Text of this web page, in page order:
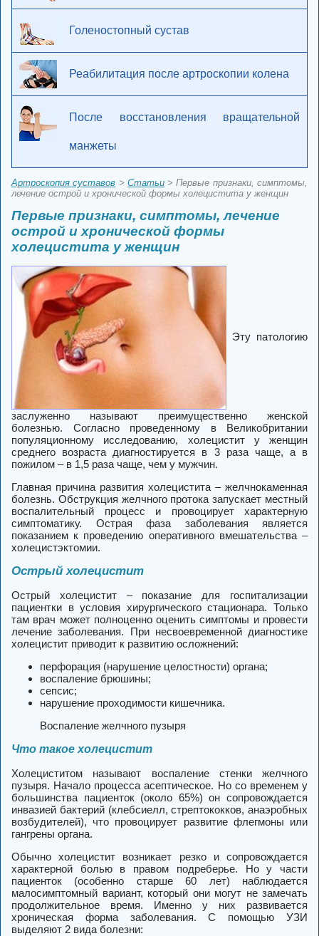
Голеностопный сустав
Реабилитация после артроскопии колена
После восстановления вращательной
манжеты
Артроскопия суставов > Статьи> Первые признаки, симптомы,
лечение острой и хронической формы холецистита у женщин
Первые признаки, симптомы, лечение
острой и хронической формы
холецистита у женщин
Эту патологию
заслуженно называют преимущественно женской
болезнью. Согласно проведенному в Великобритании
популяционному исследованию, холецистит у женщин
среднего возраста диагностируется в 3 раза чаще, а в
пожилом – в 1,5 раза чаще, чем у мужчин.
Главная причина развития холецистита – желчнокаменная
болезнь. Обструкция желчного протока запускает местный
воспалительный процесс и провоцирует характерную
симптоматику. Острая фаза заболевания является
показанием к проведению оперативного вмешательства –
холецистэктомии.
Острый холецистит
Острый холецистит – показание для госпитализации
пациентки в условия хирургического стационара. Только
там врач может полноценно оценить симптомы и провести
лечение заболевания. При несвоевременной диагностике
холецистит приводит к развитию осложнений:
перфорация (нарушение целостности) органа;
воспаление брюшины;
сепсис;
нарушение проходимости кишечника.
Воспаление желчного пузыря
Что такое холецистит
Холециститом называют воспаление стенки желчного
пузыря. Начало процесса асептическое. Но со временем у
большинства пациенток (около 65%) он сопровождается
инвазией бактерий (клебсиелл, стрептококков, анаэробных
возбудителей), что провоцирует развитие флегмоны или
гангрены органа.
Обычно холецистит возникает резко и сопровождается
характерной болью в правом подреберье. Но у части
пациенток (особенно старше 60 лет) наблюдается
малосимптомный вариант, который они могут не замечать
продолжительное время. Именно у них развивается
хроническая форма заболевания. С помощью УЗИ
выделяют 2 вида болезни: